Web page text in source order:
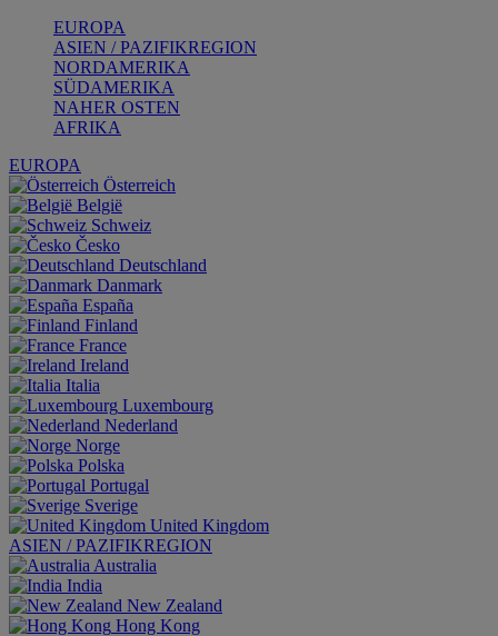
EUROPA
ASIEN / PAZIFIKREGION
NORDAMERIKA
SÜDAMERIKA
NAHER OSTEN
AFRIKA
EUROPA
Österreich
België
Schweiz
Česko
Deutschland
Danmark
España
Finland
France
Ireland
Italia
Luxembourg
Nederland
Norge
Polska
Portugal
Sverige
United Kingdom
ASIEN / PAZIFIKREGION
Australia
India
New Zealand
Hong Kong